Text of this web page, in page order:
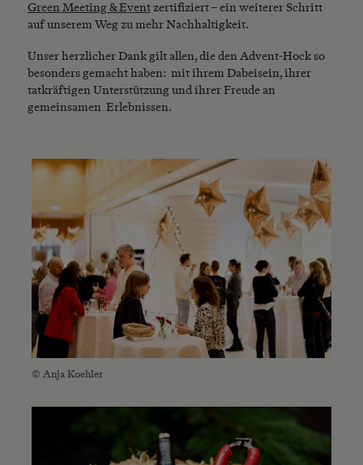
Green Meeting & Eventzertifiziert – ein weiterer Schritt
auf unserem Weg zu mehr Nachhaltigkeit.
Unser herzlicher Dank gilt allen, die den Advent-Hock so
besonders gemacht haben: mit ihrem Dabeisein, ihrer
tatkräftigen Unterstützung und ihrer Freude an
gemeinsamen Erlebnissen.
© Anja Koehler